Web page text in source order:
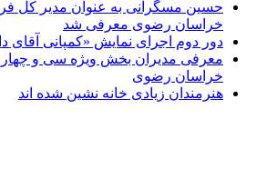
حسین مسگرانی به عنوان مدیر کل
خراسان رضوی معرفی شد
دور دوم اجرای نمایش «کمپانی آقای
معرفی مدیران بخش ویژه سی و
خراسان رضوی
هنرمندان زیادی خانه نشین شده اند